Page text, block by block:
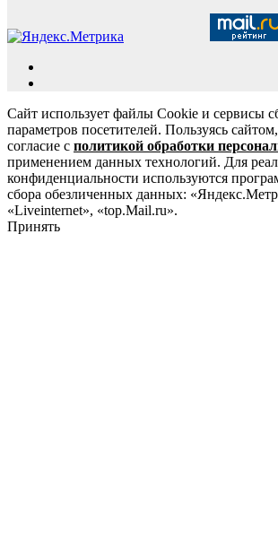
Сайт использует файлы Cookie и сервисы
параметров посетителей. Пользуясь
согласие с политикой обработки
применением данных технологий. Для
конфиденциальности используются
сбора обезличенных данных:
«Liveinternet», «top.Mail.ru».
Принять